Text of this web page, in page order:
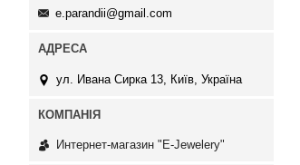
e.parandii@gmail.com
ул. Ивана Сирка 13, Київ, Україна
Интернет-магазин "E-Jewelery"